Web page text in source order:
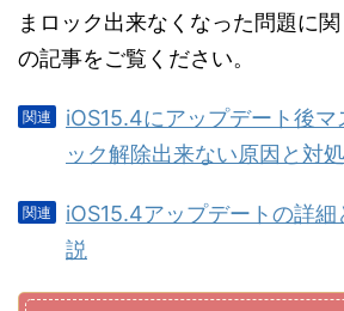
まロック出来なくなった問題に
の記事をご覧ください。
iOS15.4にアップデート後マ
ック解除出来ない原因と対
iOS15.4アップデートの詳
説